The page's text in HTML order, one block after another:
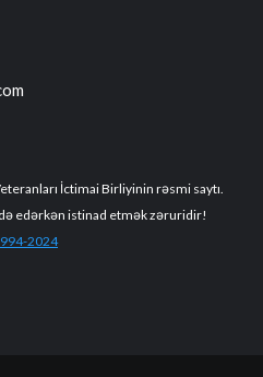
İctimai Birliyinin rəsmi saytı.
edərkən istinad etmək zəruridir!
2024